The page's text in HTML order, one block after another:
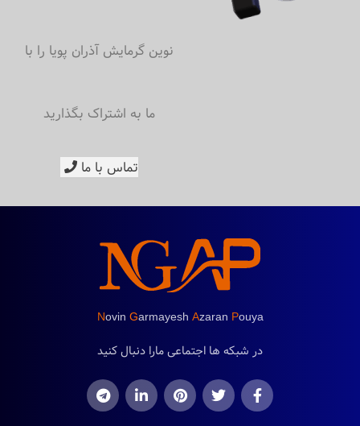
نوین گرمایش آذران پویا را با
ما به اشتراک بگذارید
تماس با ما
Novin Garmayesh Azaran Pouya
در شبکه ها اجتماعی مارا دنبال کنید